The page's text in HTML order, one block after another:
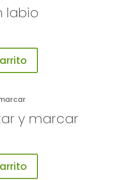
labio
y marcar